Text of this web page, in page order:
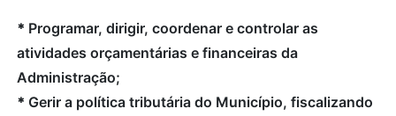
* Programar, dirigir, coordenar e controlar as
atividades orçamentárias e financeiras da
Administração;
* Gerir a política tributária do Município, fiscalizando